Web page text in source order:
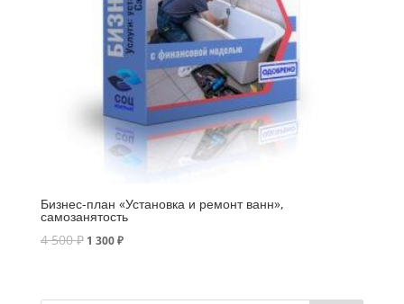
Бизнес-план «Установка и ремонт ванн»,
самозанятость
4 500₽ 1 300₽